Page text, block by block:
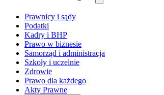
Prawnicy i sądy
Podatki
Kadry i BHP
Prawo w biznesie
Samorząd i administracja
Szkoły i uczelnie
Zdrowie
Prawo dla każdego
Akty Prawne